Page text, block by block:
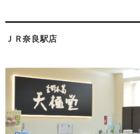
ＪＲ奈良駅店